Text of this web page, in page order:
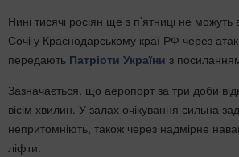
Нині тисячі росіян ще з п’ятниці не можуть
Сочі у Краснодарському краї РФ через
передають Патріоти України з
Зазначається, що аеропорт за три доби
вісім хвилин. У залах очікування сильна
непритомніють, також через надмірне
ліфти.